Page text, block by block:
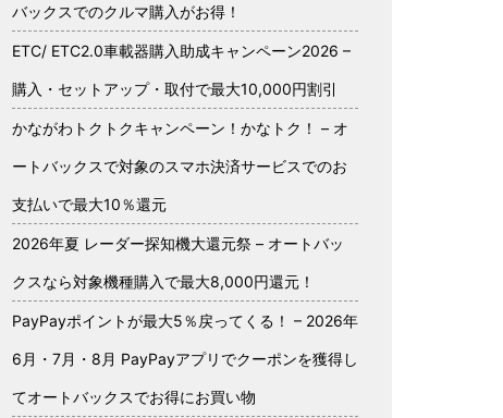
バックスでのクルマ購入がお得！
ETC/ ETC2.0車載器購入助成キャンペーン2026 –
購入・セットアップ・取付で最大10,000円割引
かながわトクトクキャンペーン！かなトク！ – オ
ートバックスで対象のスマホ決済サービスでのお
支払いで最大10％還元
2026年夏 レーダー探知機大還元祭 – オートバッ
クスなら対象機種購入で最大8,000円還元！
PayPayポイントが最大5％戻ってくる！ – 2026年
6月・7月・8月 PayPayアプリでクーポンを獲得し
てオートバックスでお得にお買い物